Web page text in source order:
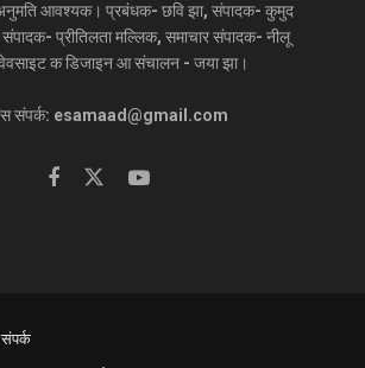
आवश्यक। प्रबंधक- छवि झा, संपादक- कुमुद
संपादक- प्रीतिलता मल्लिक, समाचार संपादक- नीलू
क डिजाइन आ संचालन - जया झा।
स संपर्क: esamaad@gmail.com
संपर्क